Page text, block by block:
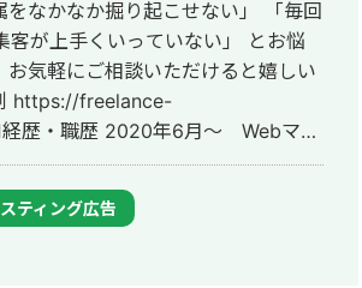
が上手くいっていない」 とお悩
気軽にご相談いただけると嬉しい
して参画し、案件獲得に向けた自社
チャンネル運用・メールマーケ
学理学部数学科卒。 2022年4
ントを主に担当。 2024年11月 こ
ティング広告